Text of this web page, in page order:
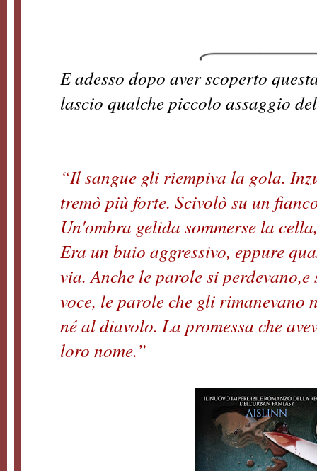
E adesso dopo aver scoperto
lascio qualche piccolo assaggio
“Il sangue gli riempiva la gola.
tremò più forte. Scivolò su un
Un'ombra gelida sommerse la
Era un buio aggressivo, eppure
via. Anche le parole si
voce, le parole che gli rimanevano
né al diavolo. La promessa che
loro nome.”